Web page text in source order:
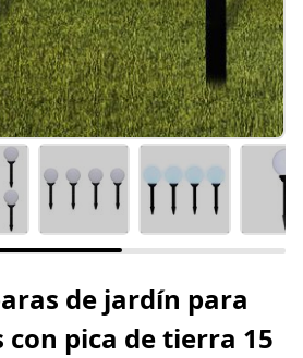
de jardín para
con pica de tierra 15